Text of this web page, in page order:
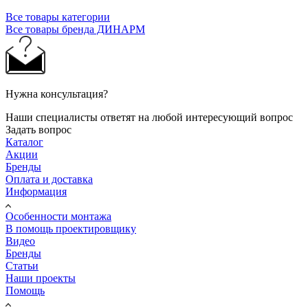
Все товары категории
Все товары бренда ДИНАРМ
Нужна консультация?
Наши специалисты ответят на любой интересующий вопрос
Задать вопрос
Каталог
Акции
Бренды
Оплата и доставка
Информация
Особенности монтажа
В помощь проектировщику
Видео
Бренды
Статьи
Наши проекты
Помощь